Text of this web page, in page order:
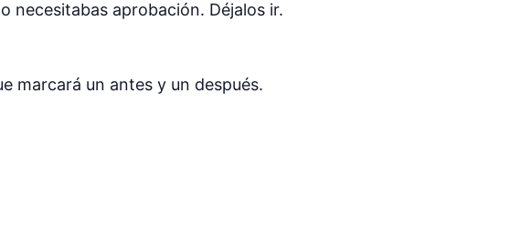
necesitabas aprobación. Déjalos ir.
marcará un antes y un después.